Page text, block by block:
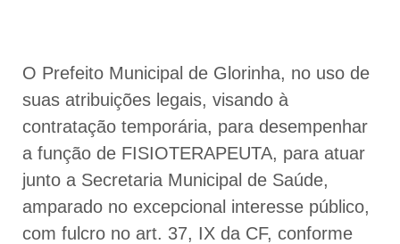
O Prefeito Municipal de Glorinha, no uso de
suas atribuições legais, visando à
contratação temporária, para desempenhar
a função de FISIOTERAPEUTA, para atuar
junto a Secretaria Municipal de Saúde,
amparado no excepcional interesse público,
com fulcro no art. 37, IX da CF, conforme